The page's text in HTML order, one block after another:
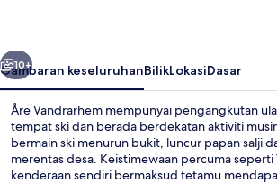
Seterusnya
10+
Gambaran keseluruhanBilikLokasiDasar
Åre Vandrarhem mempunyai pengangkutan
tempat ski dan berada berdekatan aktiviti
bermain ski menurun bukit, luncur papan salji
merentas desa. Keistimewaan percuma
kenderaan sendiri bermaksud tetamu